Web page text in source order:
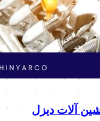
آلات دیزل